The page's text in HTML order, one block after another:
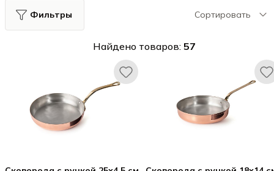
Фильтры Сортировать
Найдено товаров: 57